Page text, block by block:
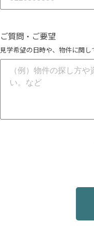
ご質問・ご要望
見学希望の日時や、物件に関